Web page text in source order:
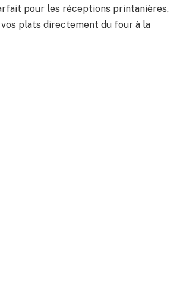
pour les réceptions printanières,
plats directement du four à la